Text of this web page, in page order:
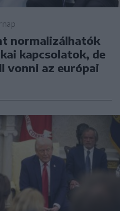
normalizálhatók
kapcsolatok, de
vonni az európai